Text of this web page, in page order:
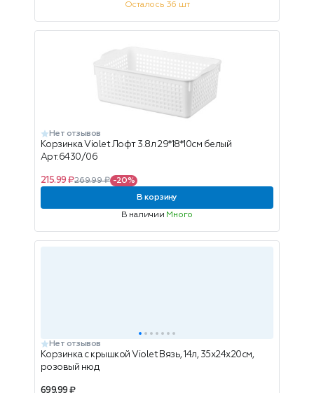
Осталось 36 шт
Нет отзывов
Корзинка Violet Лофт 3.8л 29*18*10см белый
Арт.6430/06
215.99 ₽269.99 ₽ -20%
В корзину
В наличии Много
Нет отзывов
Корзинка с крышкой Violet Вязь, 14л, 35х24х20см,
розовый нюд
699.99 ₽